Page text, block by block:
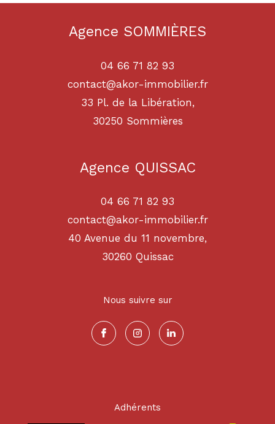
Agence SOMMIÈRES
04 66 71 82 93
contact@akor-immobilier.fr
33 Pl. de la Libération,
30250
sommières
Agence QUISSAC
04 66 71 82 93
contact@akor-immobilier.fr
40 Avenue du 11 novembre,
30260
quissac
Nous suivre sur
Adhérents